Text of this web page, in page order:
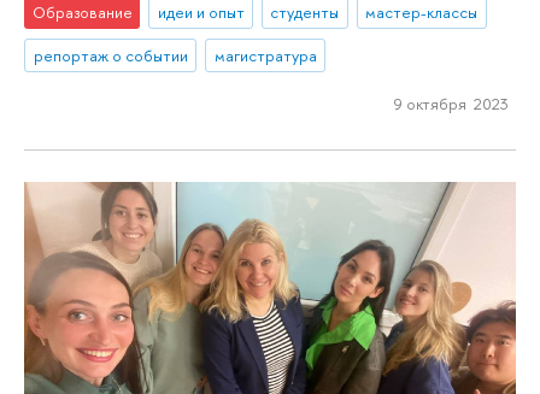
Образование идеи и опыт студенты
мастер-классы
репортаж о событии
магистратура
9 октября 2023